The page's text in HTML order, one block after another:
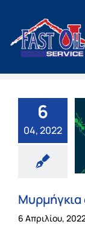
περιεχόμενο
Αρχική
Η εταιρεία
Υπηρεσίες
6
04, 2022
Μυρμήγκια
6 Απριλίου,